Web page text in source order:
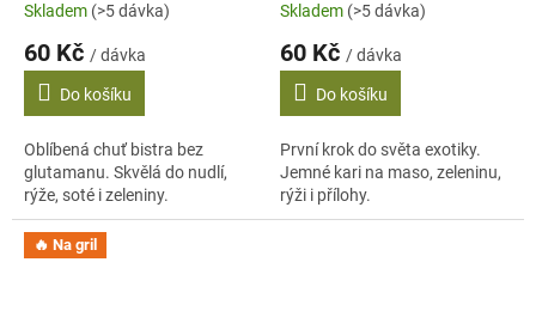
Skladem (>5 dávka)
60 Kč / dávka
Do košíku
Oblíbená chuť bistra bez
glutamanu. Skvělá do nudlí,
rýže, soté i zeleniny.
Skladem (>5 dávka)
60 Kč / dávka
Do košíku
První krok do světa exotiky.
Jemné kari na maso, zeleninu,
rýži i přílohy.
🔥 Na gril